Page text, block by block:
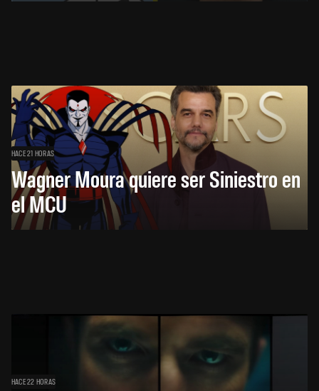
HACE 21 HORAS
Wagner Moura quiere ser Siniestro en
el MCU
HACE 22 HORAS